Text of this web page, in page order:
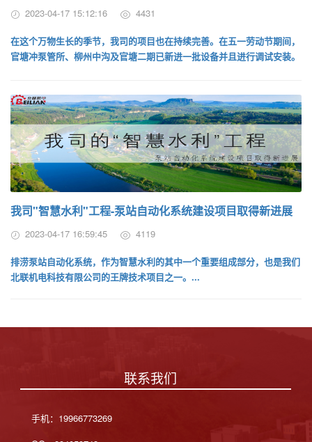
2023-04-17 15:12:16 4431
在这个万物生长的季节，我司的项目也在持续完善。在五一劳动节期间，
官塘冲泵管所、柳州中沟及官塘二期已新进一批设备并且进行调试安装。
我司"智慧水利"工程-泵站自动化系统建设项目取得新进展
2023-04-17 16:59:45 4119
排涝泵站自动化系统，作为智慧水利的其中一个重要组成部分，也是我们
北联机电科技有限公司的王牌技术项目之一。...
联系我们
手机：19966773269